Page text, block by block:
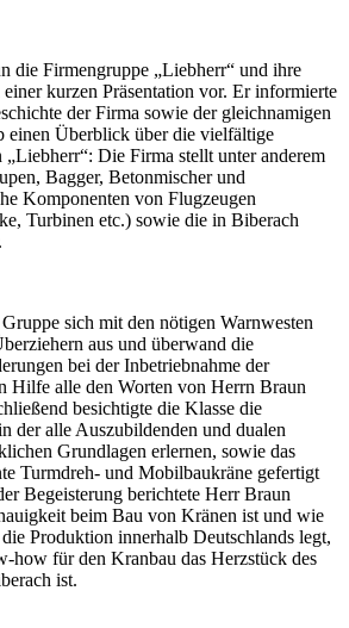
die Firmengruppe „Liebherr“ und ihre
kurzen Präsentation vor. Er informierte
der Firma sowie der gleichnamigen
einen Überblick über die vielfältige
Die Firma stellt unter anderem
Bagger, Betonmischer und
Komponenten von Flugzeugen
Turbinen etc.) sowie die in Biberach
sich mit den nötigen Warnwesten
aus und überwand die
bei der Inbetriebnahme der
Hilfe alle den Worten von Herrn Braun
besichtigte die Klasse die
der alle Auszubildenden und dualen
Grundlagen erlernen, sowie das
Turmdreh- und Mobilbaukräne gefertigt
Begeisterung berichtete Herr Braun
beim Bau von Kränen ist und wie
Produktion innerhalb Deutschlands legt,
how für den Kranbau das Herzstück des
ist.